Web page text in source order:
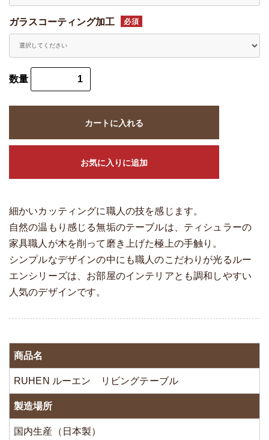
ガラスコーティング加工 必須
数量
カートに入れる
お気に入りに追加
細かいカッティングに職人の技を感じます。
自然の温もり感じる無垢のテーブルは、ティシュラーの
家具職人が木を削って磨き上げた極上の手触り。
シンプルなデザインの中にも職人のこだわりが光るルー
エンシリーズは、お部屋のインテリアとも調和しやすい
人気のデザインです。
商品名
RUHEN ルーエン リビングテーブル
製造場所
国内生産（日本製）